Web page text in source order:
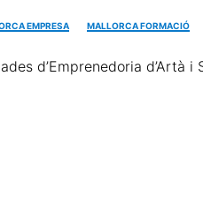
EMPRESA MALLORCA FORMACIÓ
d’Emprenedoria d’Artà i